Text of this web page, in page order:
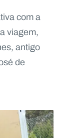
com a
viagem,
antigo
de